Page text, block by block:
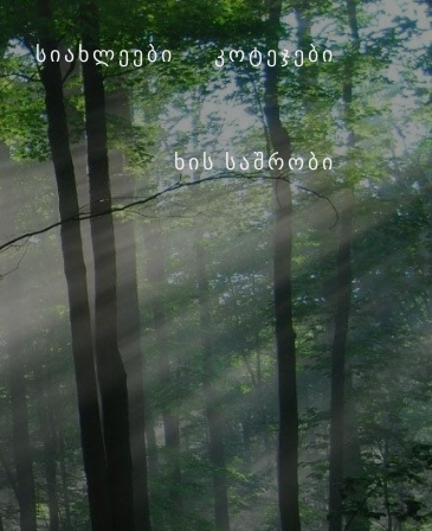
ᲡᲘᲐᲮᲚᲔᲔᲑᲘ ᲙᲝᲢᲔᲯᲔᲑᲘ
ᲮᲘᲡ ᲡᲐᲨᲠᲝᲑᲘ